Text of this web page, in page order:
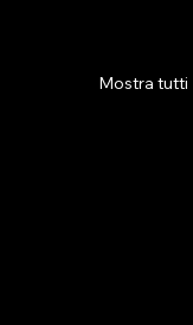
Mostra tutti